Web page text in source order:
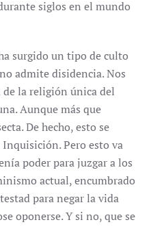
siglos en el mundo
surgido un tipo de culto
admite disidencia. Nos
la religión única del
Aunque más que
De hecho, esto se
Pero esto va
poder para juzgar a los
actual, encumbrado
para negar la vida
oponerse. Y si no, que se